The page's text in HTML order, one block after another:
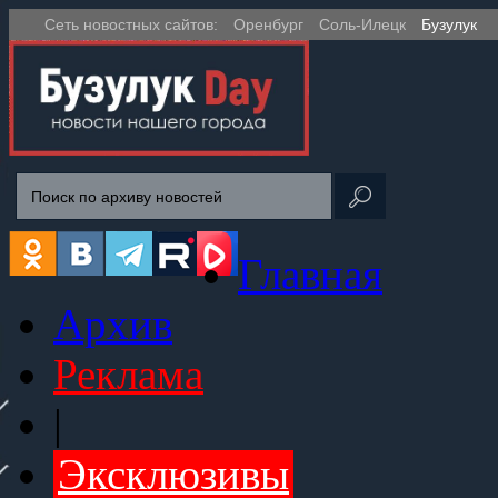
Сеть новостных сайтов: Оренбург Соль-Илецк Бузулук
Главная
Архив
Реклама
|
Эксклюзивы